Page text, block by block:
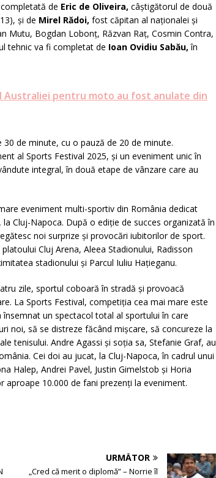
de Eric de Oliveira, câștigătorul de două
și de Mirel Rădoi, fost căpitan al naționalei și
Mutu, Bogdan Lobonț, Răzvan Raț, Cosmin Contra,
tehnic va fi completat de Ioan Ovidiu Sabău,în
Australiei pentru moto au fost anulate din
de minute, cu o pauză de 20 de minute.
al Sports Festival 2025, și un eveniment unic în
integral, în două etape de vânzare care au
eveniment multi-sportiv din România dedicat
Cluj-Napoca. După o ediție de succes organizată în
noi surprize și provocări iubitorilor de sport.
Cluj Arena, Aleea Stadionului, Radisson
stadionului și Parcul Iuliu Hațieganu.
zile, sportul coboară în stradă și provoacă
La Sports Festival, competiția cea mai mare este
un spectacol total al sportului în care
noi, să se distreze făcând mișcare, să concureze la
tenisului. Andre Agassi și soția sa, Stefanie Graf, au
Cei doi au jucat, la Cluj-Napoca, în cadrul unui
Halep, Andrei Pavel, Justin Gimelstob și Horia
10.000 de fani prezenți la eveniment.
URMĂTOR
„Cred că merit o diplomă” – Norrie îl